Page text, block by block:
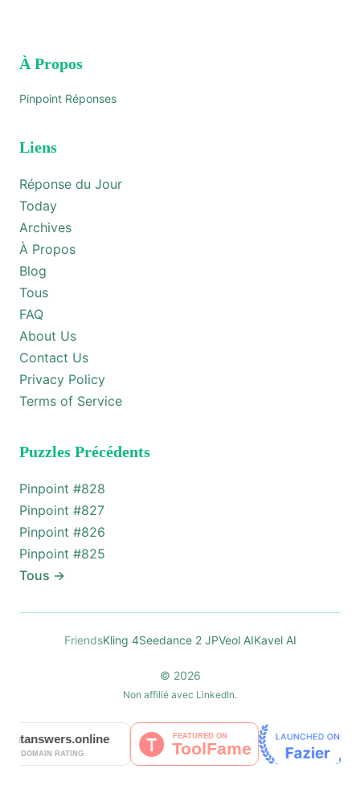
À Propos
Pinpoint Réponses
Liens
Réponse du Jour
Today
Archives
À Propos
Blog
Tous
FAQ
About Us
Contact Us
Privacy Policy
Terms of Service
Puzzles Précédents
Pinpoint #828
Pinpoint #827
Pinpoint #826
Pinpoint #825
Tous →
FriendsKling 4Seedance 2 JPVeol AIKavel AI
© 2026
Non affilié avec LinkedIn.